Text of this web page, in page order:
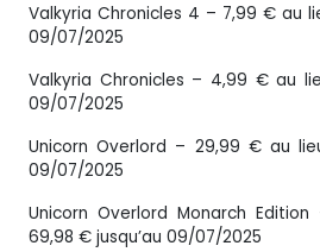
Valkyria Chronicles 4 – 7,99 € au
09/07/2025
Valkyria Chronicles – 4,99 € au
09/07/2025
Unicorn Overlord – 29,99 € au
09/07/2025
Unicorn Overlord Monarch
69,98 € jusqu’au 09/07/2025